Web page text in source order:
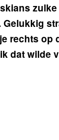
rechts op
dat wilde